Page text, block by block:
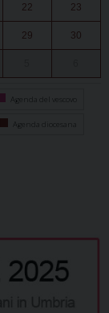
22 23
29 30
Agenda del vescovo
Agenda diocesana